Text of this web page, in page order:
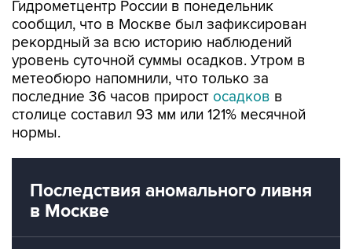
рекордный за всю историю наблюдений
уровень суточной суммы осадков. Утром в
метеобюро напомнили, что только за
последние 36 часов приростосадковв
столице составил 93 мм или 121% месячной
нормы.
Последствия аномального ливня
в Москве